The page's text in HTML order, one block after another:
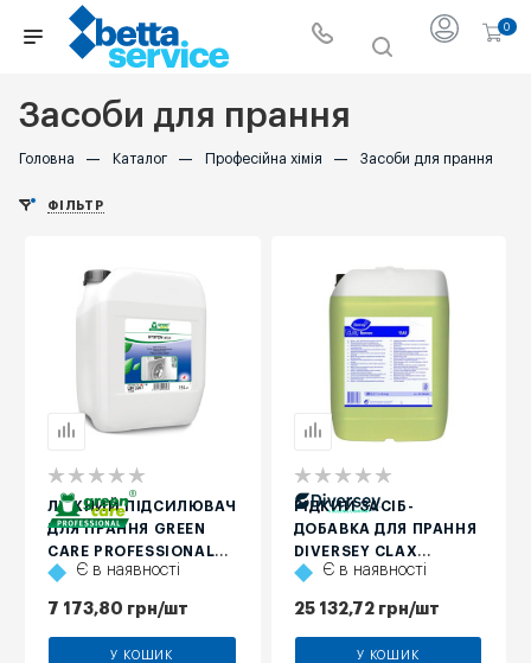
0
Засоби для прання
Головна — Каталог — Професійна хімія — Засоби для прання
ФІЛЬТР
ЛУЖНИЙ ПІДСИЛЮВАЧ
ДЛЯ ПРАННЯ GREEN
CARE PROFESSIONAL
SYSTEM ALCA, 15 Л
Є в наявності
7 173,80 грн/шт
У КОШИК
РІДКИЙ ЗАСІБ-
ДОБАВКА ДЛЯ ПРАННЯ
DIVERSEY CLAX
RENOVA 13A3, 20 Л
Є в наявності
25 132,72грн/шт
У КОШИК